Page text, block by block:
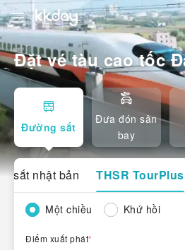
Đường sắt
Đưa đón sân
bay
sắt nhật bản THSR TourPlus
Một chiều Khứ hồi
Điểm xuất phát*